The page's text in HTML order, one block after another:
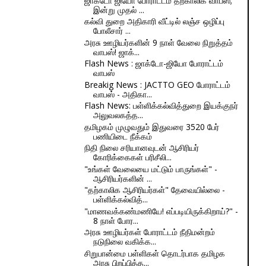
இன்று முதல் ...
கல்வி துறை அதிகாரி வீட்டில் லஞ்ச ஒழிப்பு
போலீசார் ...
அரசு ஊழியர்களின் 9 நாள் வேலை நிறுத்தம்
வாபஸ்! ஜாக்...
Flash News : ஜாக்டோ-ஜியோ போராட்டம்
வாபஸ்
Breakig News : JACTTO GEO போராட்டம்
வாபஸ் - அதிகா...
Flash News: பள்ளிக்கல்வித்துறை இயக்குநர்
அலுவலகத்த...
தமிழகம் முழுவதும் இதுவரை 3520 பேர்
பணியிடை நீக்கம்
நிதி நிலை சரியானவுடன் ஆசிரியர்
கோரிக்கைகள் பரிசீலி...
"உங்கள் வேலையை மட்டும் பாருங்கள்" -
ஆசிரியர்களின் ...
"தற்காலிக ஆசிரியர்கள்" தேவையில்லை -
பள்ளிக்கல்வித்...
"மாணவக்கண்மணியே! எப்படியிருக்கிறாய்?" -
8 நாள் போர...
அரசு ஊழியர்கள் போராட்டம் நீதிமன்றம்
நடுநிலை வகிக்க...
சிறுபான்மை பள்ளிகள் தொடர்பாக தமிழக
அரசு பிறப்பித்த...